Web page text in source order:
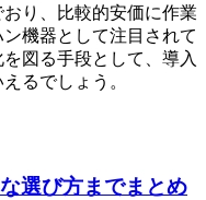
り、比較的安価に作業
機器として注目されて
図る手段として、導入
るでしょう。
選び方までまとめ